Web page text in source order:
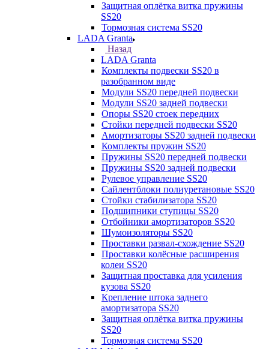
Защитная оплётка витка пружины
SS20
Тормозная система SS20
LADA Granta
Назад
LADA Granta
Комплекты подвески SS20 в
разобранном виде
Модули SS20 передней подвески
Модули SS20 задней подвески
Опоры SS20 стоек передних
Стойки передней подвески SS20
Амортизаторы SS20 задней подвески
Комплекты пружин SS20
Пружины SS20 передней подвески
Пружины SS20 задней подвески
Рулевое управление SS20
Сайлентблоки полиуретановые SS20
Стойки стабилизатора SS20
Подшипники ступицы SS20
Отбойники амортизаторов SS20
Шумоизоляторы SS20
Проставки развал-схождение SS20
Проставки колёсные расширения
колеи SS20
Защитная проставка для усиления
кузова SS20
Крепление штока заднего
амортизатора SS20
Защитная оплётка витка пружины
SS20
Тормозная система SS20